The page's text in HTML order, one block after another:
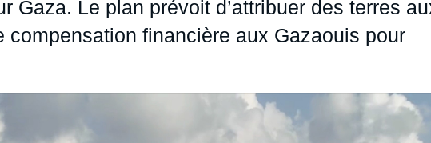
Gaza. Le plan prévoit d’attribuer des terres
compensation financière aux Gazaouis pour